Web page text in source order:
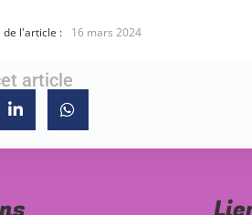
de l'article : 16 mars 2024
article